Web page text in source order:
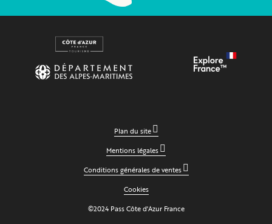
Plan du site
Mentions légales
Conditions générales de ventes
Cookies
©2024 Pass Côte d'Azur France